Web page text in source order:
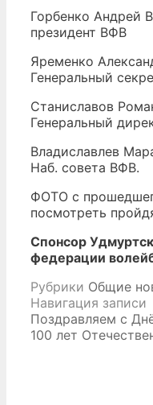
Горбенко Андрей
президент ВФВ
Яременко
Генеральный
Станиславов
Генеральный
Владиславлев
Наб. совета ВФВ.
ФОТО с
посмотреть
Спонсор
федерации
Рубрики Общие
Навигация записи
Поздравляем с
100 лет